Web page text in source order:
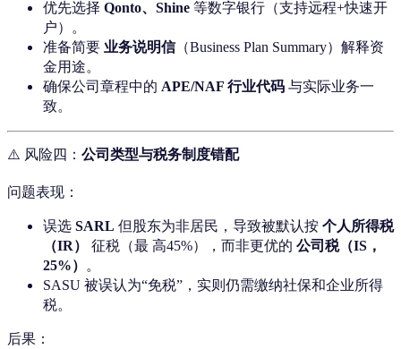
优先选择 Qonto、Shine 等数字银行（支持远程+快速开
户）。
准备简要 业务说明信（Business Plan Summary）解释资
金用途。
确保公司章程中的 APE/NAF 行业代码 与实际业务一
致。
⚠️ 风险四： 公司类型与税务制度错配
问题表现：
误选 SARL 但股东为非居民，导致被默认按 个人所得税
（IR）
征税（最 高45%），而非更优的 公司税（IS，
25%）
。
SASU 被误认为“免税”，实则仍需缴纳社保和企业所得
税。
后果：